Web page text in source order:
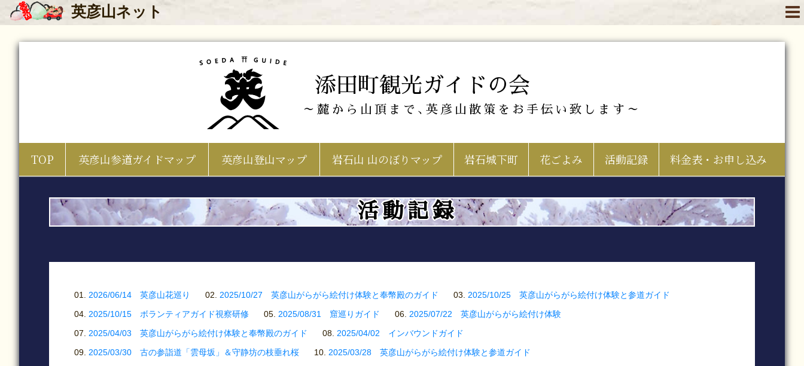
英彦山ネット
添田町観光ガイドの会
～麓から山頂まで､英彦山散策をお手伝い致します～
TOP 英彦山参道ガイドマップ 英彦山登山マップ 岩石山 山のぼりマップ 岩石城下町 花ごよみ 活動記録 料金表・お申し込み
活動記録
2026/06/14 英彦山花巡り 2025/10/27 英彦山がらがら絵付け体験と奉幣殿のガイド
2025/10/25 英彦山がらがら絵付け体験と参道ガイド
2025/10/15 ボランティアガイド視察研修
2025/08/31 窟巡りガイド
2025/07/22 英彦山がらがら絵付け体験
2025/04/03 英彦山がらがら絵付け体験と奉幣殿のガイド
2025/04/02 インバウンドガイド
2025/03/30 古の参詣道「雲母坂」＆守静坊の枝垂れ桜
2025/03/28 英彦山がらがら絵付け体験と参道ガイド